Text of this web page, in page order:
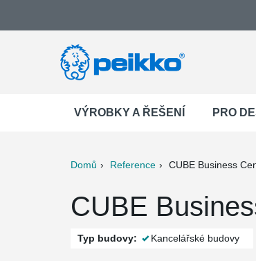
VÝROBKY A ŘEŠENÍ PRO
Domů Reference CUBE Business
CUBE
Typ budovy: Kancelářské budovy